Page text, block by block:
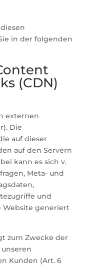
in der folgenden
(CDN)
externen
Die
auf dieser
auf den Servern
kann es sich v.
Meta- und
und
Website generiert
zum Zwecke der
Kunden (Art. 6